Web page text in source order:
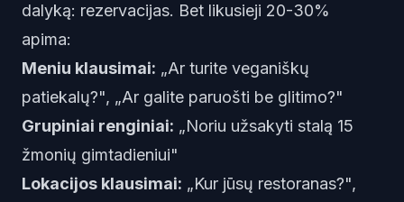
dalyką: rezervacijas. Bet likusieji 20-30%
apima:
Meniu klausimai: „Ar turite veganiškų
patiekalų?", „Ar galite paruošti be glitimo?"
Grupiniai renginiai: „Noriu užsakyti stalą 15
žmonių gimtadieniui"
Lokacijos klausimai: „Kur jūsų restoranas?",